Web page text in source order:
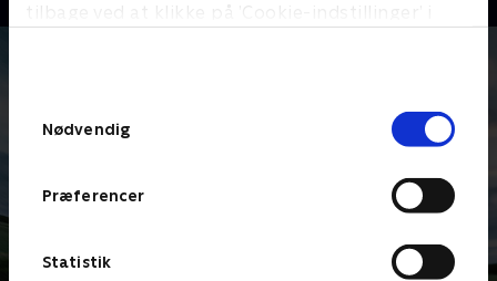
tilbage ved at klikke på ’Cookie-indstillinger’ i
Nødvendig
Præferencer
Statistik